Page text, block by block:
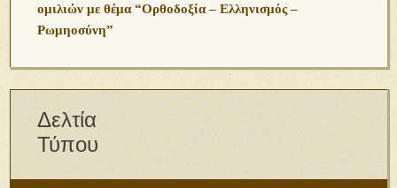
ομιλιών με θέμα “Ορθοδοξία – Ελληνισμός –
Ρωμηοσύνη”
Δελτία
Τύπου